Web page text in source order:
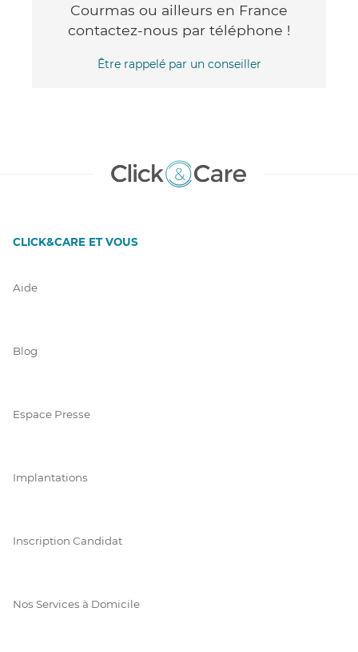
Courmas ou ailleurs en France
contactez-nous par téléphone !
Être rappelé par un conseiller
CLICK&CARE ET VOUS
Aide
Blog
Espace Presse
Implantations
Inscription Candidat
Nos Services à Domicile